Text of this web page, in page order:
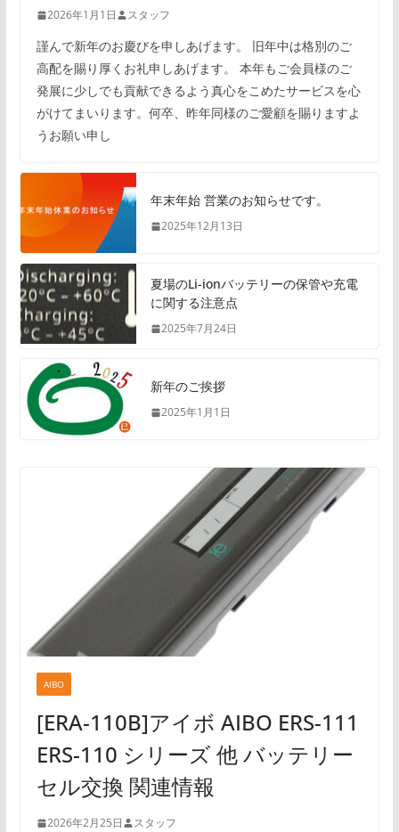
2026年1月1日 スタッフ
謹んで新年のお慶びを申しあげます。 旧年中は格別のご
高配を賜り厚くお礼申しあげます。 本年もご会員様のご
発展に少しでも貢献できるよう真心をこめたサービスを心
がけてまいります。何卒、昨年同様のご愛顧を賜りますよ
うお願い申し
年末年始 営業のお知らせです。
2025年12月13日
夏場のLi-ionバッテリーの保管や充電
に関する注意点
2025年7月24日
新年のご挨拶
2025年1月1日
AIBO
[ERA-110B]アイボ AIBO ERS-111
ERS-110 シリーズ 他 バッテリー
セル交換 関連情報
2026年2月25日 スタッフ